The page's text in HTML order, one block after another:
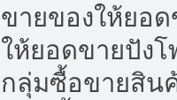
ขายของให้ยอ
ให้ยอดขายปัง
กลุ่มซื้อขายสิน